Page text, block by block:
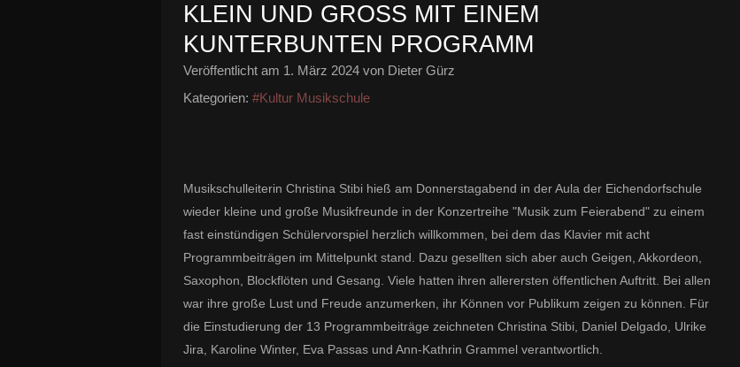
KLEIN UND GROSS MIT EINEM K
UNTERBUNTEN PROGRAMM
Veröffentlicht am 1. März 2024 von Dieter Gürz
Kategorien: #Kultur Musikschule
Musikschulleiterin Christina Stibi hieß am Donnerstagabend in der Aula der Eichendorfschule
wieder kleine und große Musikfreunde in der Konzertreihe "Musik zum Feierabend" zu einem
fast einstündigen Schülervorspiel herzlich willkommen, bei dem das Klavier mit acht
Programmbeiträgen im Mittelpunkt stand. Dazu gesellten sich aber auch Geigen, Akkordeon,
Saxophon, Blockflöten und Gesang. Viele hatten ihren allerersten öffentlichen Auftritt. Bei allen
war ihre große Lust und Freude anzumerken, ihr Können vor Publikum zeigen zu können. Für
die Einstudierung der 13 Programmbeiträge zeichneten Christina Stibi, Daniel Delgado, Ulrike
Jira, Karoline Winter, Eva Passas und Ann-Kathrin Grammel verantwortlich.